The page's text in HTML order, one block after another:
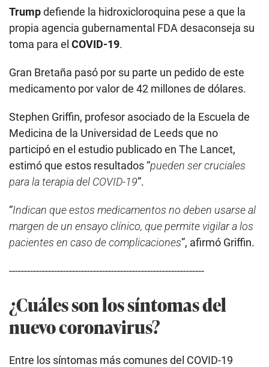
Trumpdefiende la hidroxicloroquina pese a que la
propia agencia gubernamental FDA desaconseja su
toma para el COVID-19.
Gran Bretaña pasó por su parte un pedido de este
medicamento por valor de 42 millones de dólares.
Stephen Griffin, profesor asociado de la Escuela de
Medicina de la Universidad de Leeds que no
participó en el estudio publicado en The Lancet,
estimó que estos resultados “pueden ser cruciales
para la terapia del COVID-19”.
“Indican que estos medicamentos no deben usarse al
margen de un ensayo clínico, que permite vigilar a los
pacientes en caso de complicaciones”, afirmó Griffin.
-----------------------------------------------------------------
¿Cuáles son los síntomas del
nuevo coronavirus?
Entre los síntomas más comunes del COVID-19